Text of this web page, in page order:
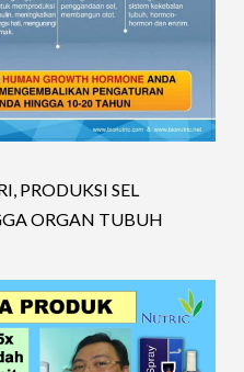
PRODUKSI SEL
ORGAN TUBUH